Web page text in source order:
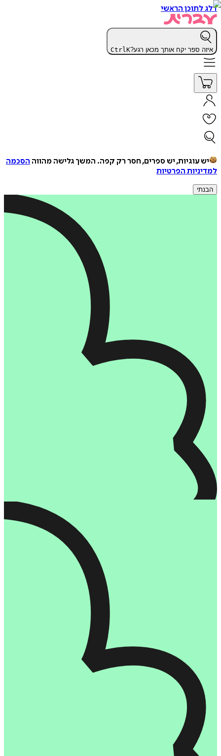
דלג לתוכן הראשי
איזה ספר יקח אותך מכאן רגע? CtrlK
יש עוגיות, יש ספרים, חסר רק קפה. המשך גלישה מהווה הסכמה
למדיניות הפרטיות
הבנתי